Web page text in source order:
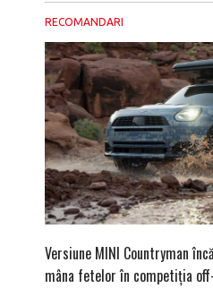
RECOMANDARI
Versiune MINI Countryman
mâna fetelor în competiția